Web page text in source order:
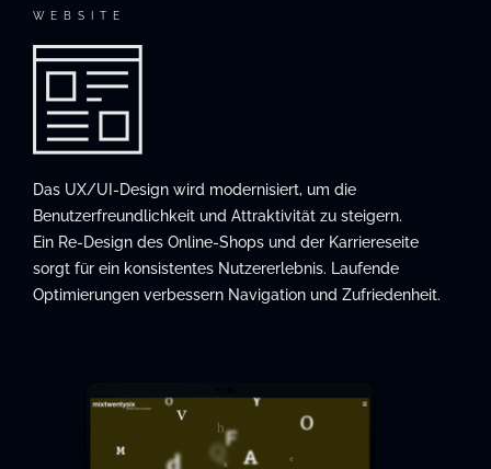
WEBSITE
Das UX/UI-Design wird modernisiert, um die
Benutzerfreundlichkeit und Attraktivität zu steigern.
Ein Re-Design des Online-Shops und der Karriereseite
sorgt für ein konsistentes Nutzererlebnis. Laufende
Optimierungen verbessern Navigation und Zufriedenheit.